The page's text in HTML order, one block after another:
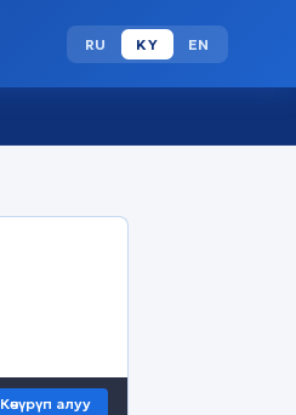
RU KY EN
Көчүрүп алуу